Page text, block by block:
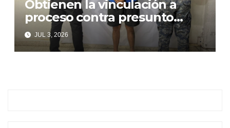
Obtienen la vinculación a
proceso contra presunto
responsable de violencia
familiar
JUL 3, 2026